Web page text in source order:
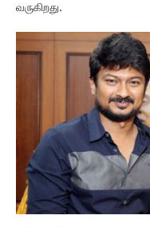
வருகிறது.